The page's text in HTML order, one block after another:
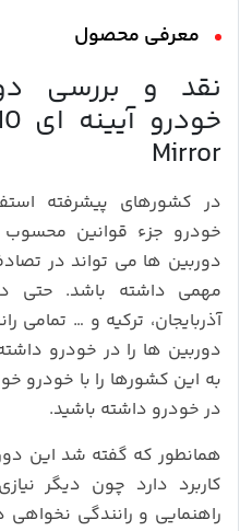
معرفی محصول
نقد و بررسی
Mirror
در کشورهای پیشرفته
خودرو جزء قوانین
دوربین ها می تواند در
مهمی داشته باشد. حتی
آذربایجان، ترکیه و … تمامی
دوربین ها را در خودرو
به این کشورها را با خودرو
در خودرو داشته باشید.
همانطور که گفته شد این
کاربرد دارد چون دیگر
راهنمایی و رانندگی